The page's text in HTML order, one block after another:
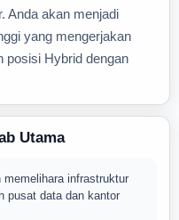
Anda akan menjadi
yang mengerjakan
posisi Hybrid dengan
Utama
memelihara infrastruktur
pusat data dan kantor